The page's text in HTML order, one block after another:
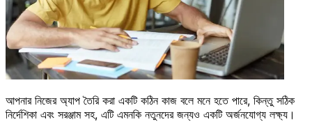
আপনার নিজের অ্যাপ তৈরি করা একটি কঠিন কাজ বলে মনে হতে পারে, কিন্তু সঠিক
নির্দেশিকা এবং সরঞ্জাম সহ, এটি এমনকি নতুনদের জন্যও একটি অর্জনযোগ্য লক্ষ্য।